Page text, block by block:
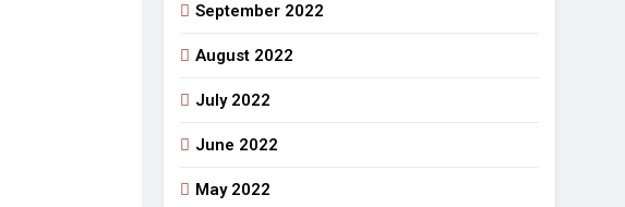
September 2022
August 2022
July 2022
June 2022
May 2022